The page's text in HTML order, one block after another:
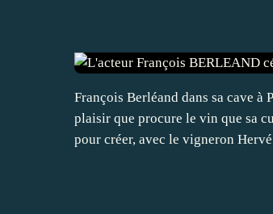
François Berléand dans sa cave à
plaisir que procure le vin que sa
pour créer, avec le vigneron